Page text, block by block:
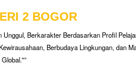
2 BOGOR
Unggul, Berkarakter Berdasarkan Profil
Berbudaya Lingkungan, dan